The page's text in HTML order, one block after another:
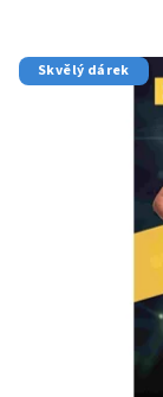
Skvělý dárek